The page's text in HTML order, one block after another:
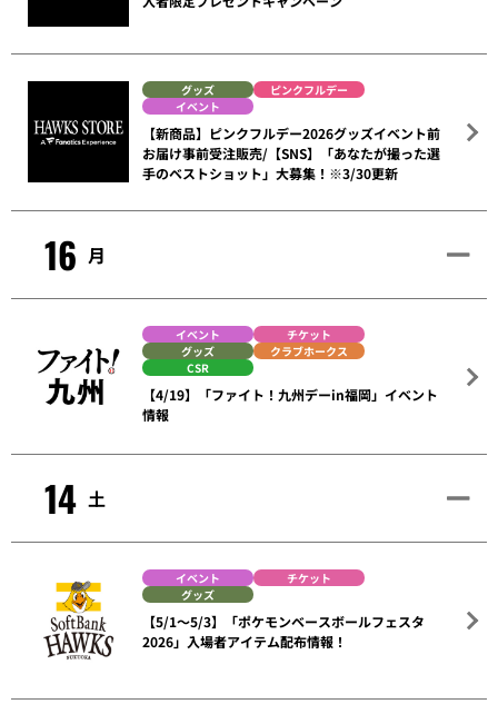
グッズ
ピンクフルデー
イベント
【新商品】ピンクフルデー2026グッズイベント前
お届け事前受注販売/【SNS】「あなたが撮った選
手のベストショット」大募集！※3/30更新
16 月
イベント
チケット
グッズ
クラブホークス
CSR
【4/19】「ファイト！九州デーin福岡」イベント
情報
14 土
イベント
チケット
グッズ
【5/1～5/3】「ポケモンベースボールフェスタ
2026」入場者アイテム配布情報！